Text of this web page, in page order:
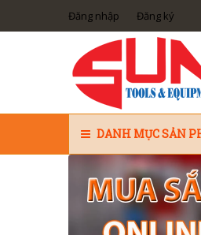
Đăng nhập Đăng ký
DANH MỤC SẢN